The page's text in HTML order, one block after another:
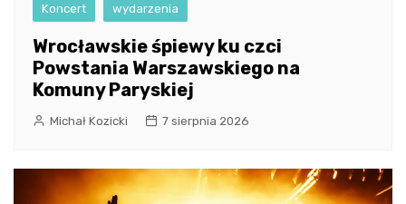
Koncert wydarzenia
Wrocławskie śpiewy ku czci
Powstania Warszawskiego na
Komuny Paryskiej
Michał Kozicki 7 sierpnia 2026